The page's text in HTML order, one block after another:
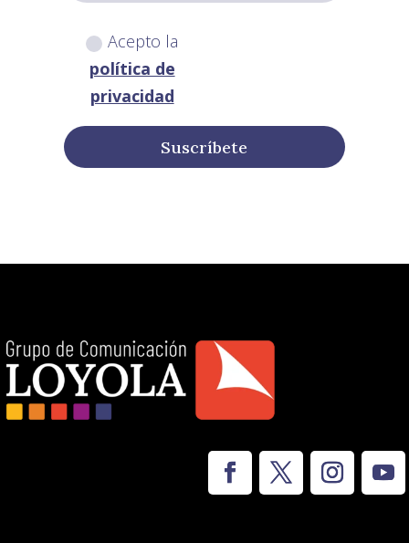
Acepto la
política de
privacidad
Suscríbete